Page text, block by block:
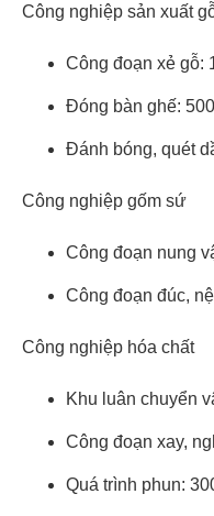
Công nghiệp sản xuất
Công đoạn xẻ gỗ:
Đóng bàn ghế:
Đánh bóng, quét
Công nghiệp gốm sứ
Công đoạn nung
Công đoạn đúc,
Công nghiệp hóa chất
Khu luân chuyển
Công đoạn xay,
Quá trình phun: